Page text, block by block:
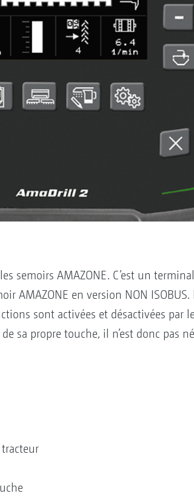
semoirs AMAZONE. C’est un
AMAZONE en version NON ISOBUS.
sont activées et désactivées par
sa propre touche, il n’est donc pas